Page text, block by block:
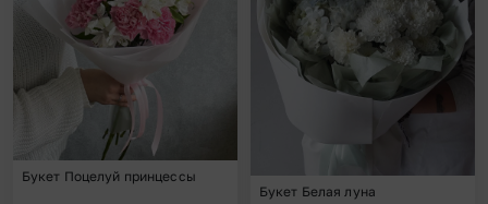
Букет Поцелуй принцессы
Букет Белая луна